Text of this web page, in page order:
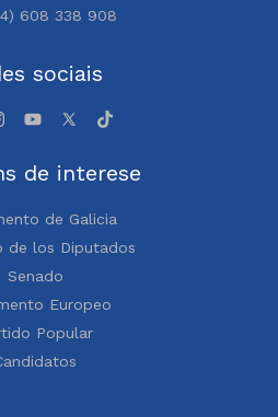
608 338 908
sociais
de interese
de Galicia
de los Diputados
Senado
Europeo
Popular